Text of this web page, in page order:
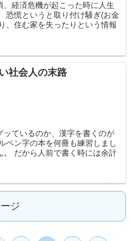
経済危機が起こった時に人生
恐慌というと取り付け騒ぎ(お金
、住む家を失ったりという情報
社会人の末路
ているのか、漢字を書くのが
ペン字の本を何冊も練習しまし
。 だから人前で書く時には余計
ジ